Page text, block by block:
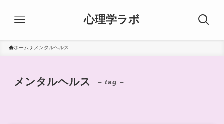
心理学ラボ
ホーム メンタルヘルス
メンタルヘルス – tag –